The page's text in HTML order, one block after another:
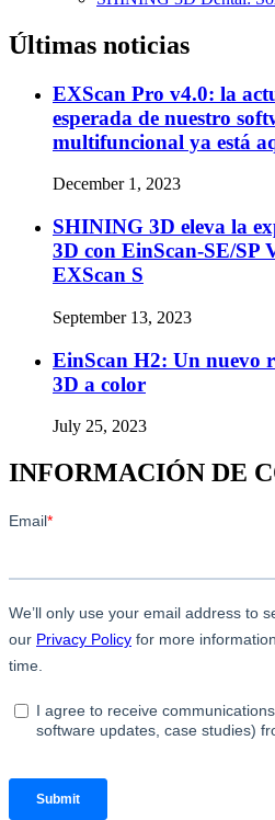
Últimas noticias
EXScan Pro v4.0: la
esperada de nuestro
multifuncional ya está
December 1, 2023
SHINING 3D eleva la
3D con EinScan-SE/SP
EXScan S
September 13, 2023
EinScan H2: Un nuevo
3D a color
July 25, 2023
INFORMACIÓN DE